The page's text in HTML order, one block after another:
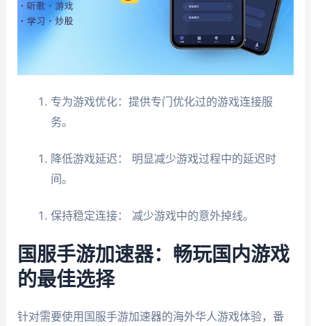
专为游戏优化：提供专门优化过的游戏连接服
务。
降低游戏延迟： 明显减少游戏过程中的延迟时
间。
保持稳定连接： 减少游戏中的意外掉线。
国服手游加速器：畅玩国内游戏
的最佳选择
针对需要使用国服手游加速器的海外华人游戏体验，番